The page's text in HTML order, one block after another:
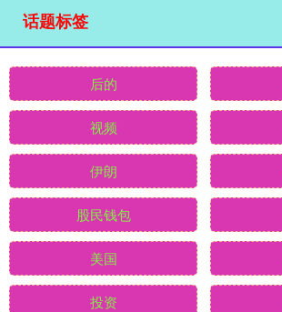
话题标签
后的
视频
伊朗
股民钱包
美国
投资